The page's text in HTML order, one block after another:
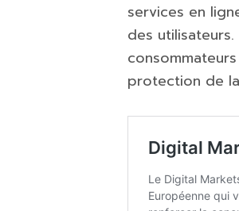
services en
des
protection de